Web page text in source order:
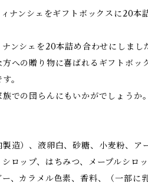
ナンシェをギフトボックスに20本
ンシェを20本詰め合わせにしまし
への贈り物に喜ばれるギフトボッ
。
での団らんにもいかがでしょうか。
造）、液卵白、砂糖、小麦粉、ア
ロップ、はちみつ、メープルシロ
、カラメル色素、香料、（一部に